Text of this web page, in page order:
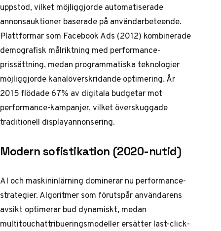
uppstod, vilket möjliggjorde automatiserade
annonsauktioner baserade på användarbeteende.
Plattformar som Facebook Ads (2012) kombinerade
demografisk målriktning med performance-
prissättning, medan programmatiska teknologier
möjliggjorde kanalöverskridande optimering. År
2015 flödade 67% av digitala budgetar mot
performance-kampanjer, vilket överskuggade
traditionell displayannonsering.
Modern sofistikation (2020-nutid)
AI och maskininlärning dominerar nu performance-
strategier. Algoritmer som förutspår användarens
avsikt optimerar bud dynamiskt, medan
multitouchattribueringsmodeller ersätter last-click-